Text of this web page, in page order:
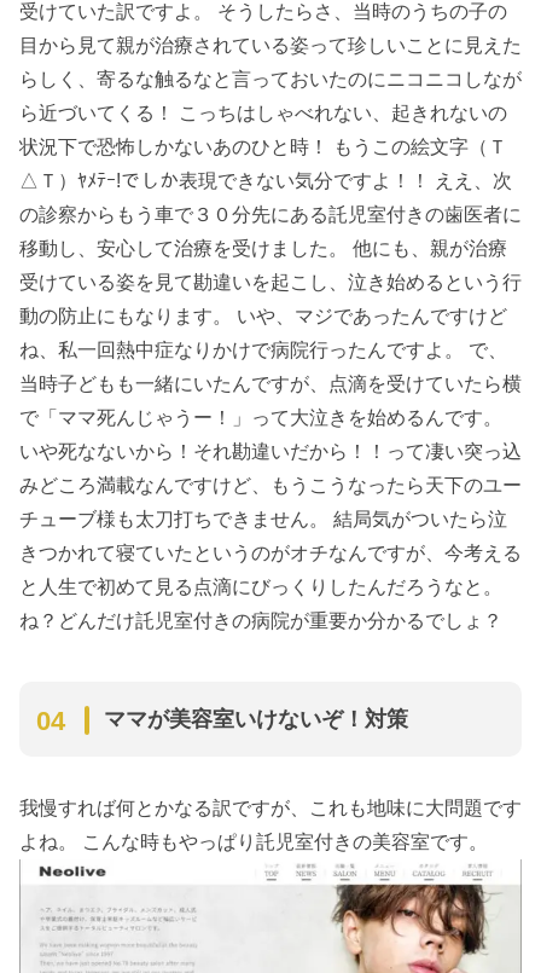
受けていた訳ですよ。 そうしたらさ、当時のうちの子の
目から見て親が治療されている姿って珍しいことに見えた
らしく、寄るな触るなと言っておいたのにニコニコしなが
ら近づいてくる！ こっちはしゃべれない、起きれないの
状況下で恐怖しかないあのひと時！ もうこの絵文字（Ｔ
△Ｔ）ﾔﾒﾃｰ!でしか表現できない気分ですよ！！ ええ、次
の診察からもう車で３０分先にある託児室付きの歯医者に
移動し、安心して治療を受けました。 他にも、親が治療
受けている姿を見て勘違いを起こし、泣き始めるという行
動の防止にもなります。 いや、マジであったんですけど
ね、私一回熱中症なりかけで病院行ったんですよ。 で、
当時子どもも一緒にいたんですが、点滴を受けていたら横
で「ママ死んじゃうー！」って大泣きを始めるんです。
いや死なないから！それ勘違いだから！！って凄い突っ込
みどころ満載なんですけど、もうこうなったら天下のユー
チューブ様も太刀打ちできません。 結局気がついたら泣
きつかれて寝ていたというのがオチなんですが、今考える
と人生で初めて見る点滴にびっくりしたんだろうなと。
ね？どんだけ託児室付きの病院が重要か分かるでしょ？
ママが美容室いけないぞ！対策
我慢すれば何とかなる訳ですが、これも地味に大問題です
よね。 こんな時もやっぱり託児室付きの美容室です。